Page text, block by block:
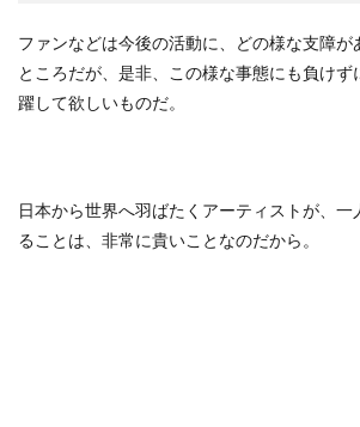
ファンなどは今後の活動に、どの様な支障が
ところだが、是非、この様な事態にも負け
躍して欲しいものだ。
日本から世界へ羽ばたくアーティストが、一
ることは、非常に貴いことなのだから。